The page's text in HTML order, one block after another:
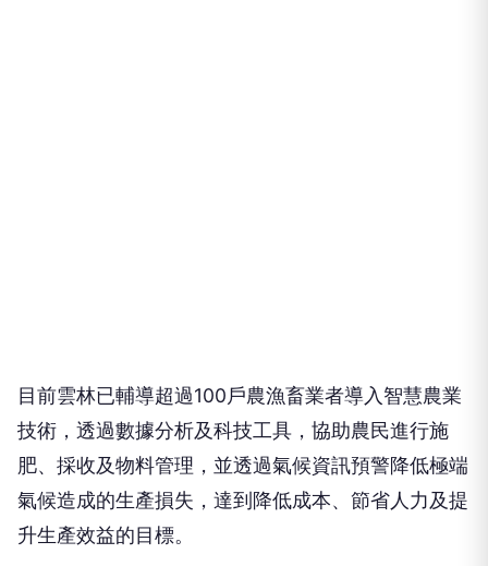
目前雲林已輔導超過100戶農漁畜業者導入智慧農業
技術，透過數據分析及科技工具，協助農民進行施
肥、採收及物料管理，並透過氣候資訊預警降低極端
氣候造成的生產損失，達到降低成本、節省人力及提
升生產效益的目標。